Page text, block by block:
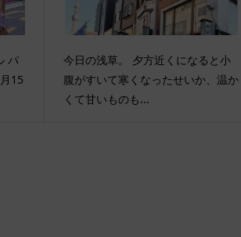
パ
15
今日の浅草。 夕方近くになると小
腹がすいて寒くなったせいか、温か
くて甘いものも...